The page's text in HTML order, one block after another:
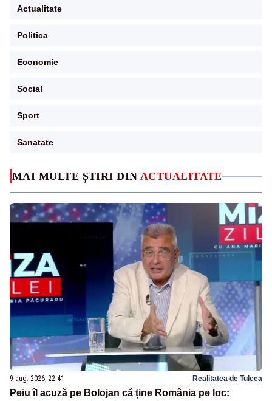
MAI MULTE ȘTIRI DIN ACTUALITATE
9 aug. 2026, 22:41 Realitatea de Tulcea
Peiu îl acuză pe Bolojan că ține România pe loc:
Actualitate
Politica
Economie
Social
Sport
Sanatate